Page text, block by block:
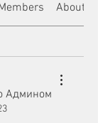
About
Админом